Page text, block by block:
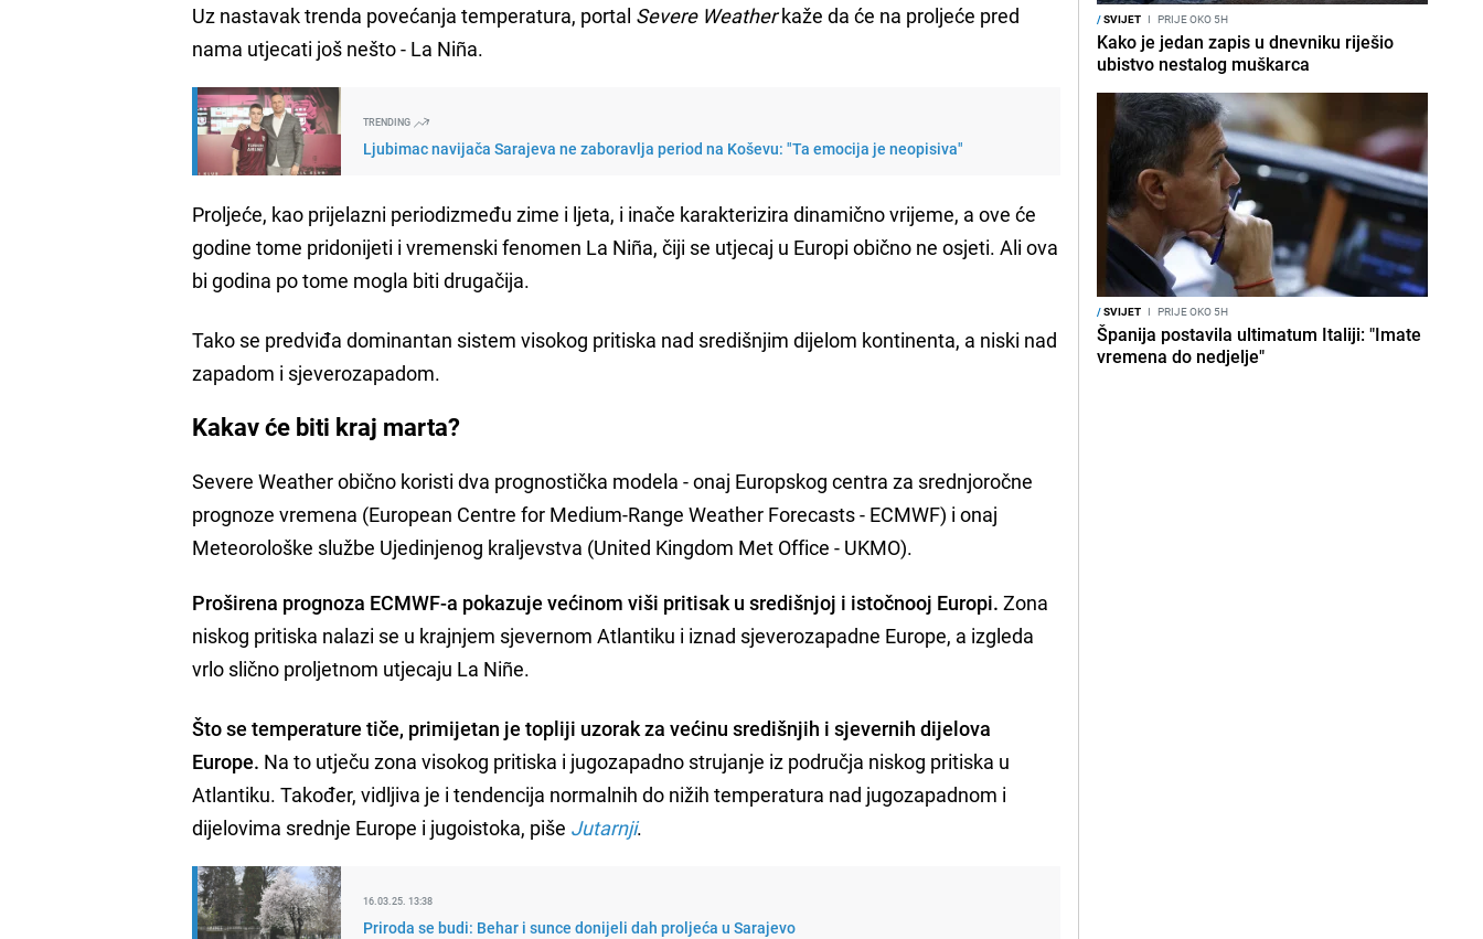
Uz nastavak trenda povećanja temperatura, portal Severe Weatherkaže da će na proljeće pred
nama utjecati još nešto - La Niña.
TRENDING
Ljubimac navijača Sarajeva ne zaboravlja period na Koševu: "Ta emocija je neopisiva"
Proljeće, kao prijelazni periodizmeđu zime i ljeta, i inače karakterizira dinamično vrijeme, a ove će
godine tome pridonijeti i vremenski fenomen La Niña, čiji se utjecaj u Europi obično ne osjeti. Ali ova
bi godina po tome mogla biti drugačija.
Tako se predviđa dominantan sistem visokog pritiska nad središnjim dijelom kontinenta, a niski nad
zapadom i sjeverozapadom.
Kakav će biti kraj marta?
Severe Weather obično koristi dva prognostička modela - onaj Europskog centra za srednjoročne
prognoze vremena (European Centre for Medium-Range Weather Forecasts - ECMWF) i onaj
Meteorološke službe Ujedinjenog kraljevstva (United Kingdom Met Office - UKMO).
Proširena prognoza ECMWF-a pokazuje većinom viši pritisak u središnjoj i istočnooj Europi.Zona
niskog pritiska nalazi se u krajnjem sjevernom Atlantiku i iznad sjeverozapadne Europe, a izgleda
vrlo slično proljetnom utjecaju La Niñe.
Što se temperature tiče, primijetan je topliji uzorak za većinu središnjih i sjevernih dijelova
Europe. Na to utječu zona visokog pritiska i jugozapadno strujanje iz područja niskog pritiska u
Atlantiku. Također, vidljiva je i tendencija normalnih do nižih temperatura nad jugozapadnom i
dijelovima srednje Europe i jugoistoka, piše Jutarnji.
16.03.25. 13:38
Priroda se budi: Behar i sunce donijeli dah proljeća u Sarajevo
/SVIJET I PRIJE OKO 5H
Kako je jedan zapis u dnevniku riješio
ubistvo nestalog muškarca
/SVIJET I PRIJE OKO 5H
Španija postavila ultimatum Italiji: "Imate
vremena do nedjelje"